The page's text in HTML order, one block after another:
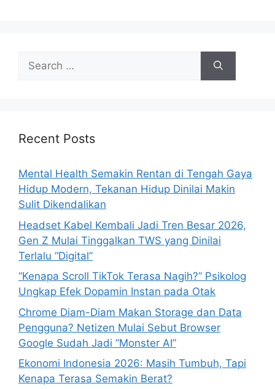
h
r
:
Recent Posts
Mental Health Semakin Rentan di Tengah Gaya
Hidup Modern, Tekanan Hidup Dinilai Makin
Sulit Dikendalikan
Headset Kabel Kembali Jadi Tren Besar 2026,
Gen Z Mulai Tinggalkan TWS yang Dinilai
Terlalu “Digital”
“Kenapa Scroll TikTok Terasa Nagih?” Psikolog
Ungkap Efek Dopamin Instan pada Otak
Chrome Diam-Diam Makan Storage dan Data
Pengguna? Netizen Mulai Sebut Browser
Google Sudah Jadi “Monster AI”
Ekonomi Indonesia 2026: Masih Tumbuh, Tapi
Kenapa Terasa Semakin Berat?